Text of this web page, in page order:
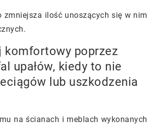
ilość unoszących się w nim
komfortowy poprzez
upałów, kiedy to nie
lub uszkodzenia
na ścianach i meblach wykonanych